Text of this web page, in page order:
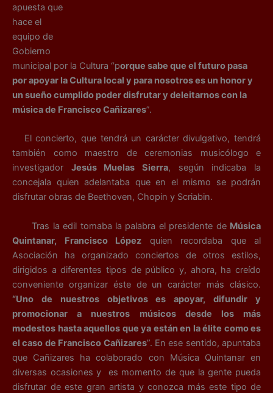
apuesta que
hace el
equipo de
Gobierno
municipal por la Cultura “porque sabe que el futuro pasa
por apoyar la Cultura local y para nosotros es un honor y
un sueño cumplido poder disfrutar y deleitarnos con la
música de Francisco Cañizares”.
El concierto, que tendrá un carácter divulgativo, tendrá
también como maestro de ceremonias musicólogo e
investigador Jesús Muelas Sierra, según indicaba la
concejala quien adelantaba que en el mismo se podrán
disfrutar obras de Beethoven, Chopin y Scriabin.
Tras la edil tomaba la palabra el presidente de Música
Quintanar, Francisco López quien recordaba que al
Asociación ha organizado conciertos de otros estilos,
dirigidos a diferentes tipos de público y, ahora, ha creído
conveniente organizar éste de un carácter más clásico.
“Uno de nuestros objetivos es apoyar, difundir y
promocionar a nuestros músicos desde los más
modestos hasta aquellos que ya están en la élite como es
el caso de Francisco Cañizares”. En ese sentido, apuntaba
que Cañizares ha colaborado con Música Quintanar en
diversas ocasiones y es momento de que la gente pueda
disfrutar de este gran artista y conozca más este tipo de